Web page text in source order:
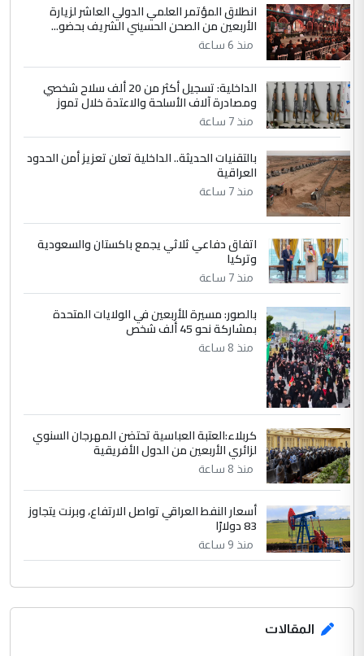
4 سردار
التعليق : واحد من عصابة علي ماما يسقط
جنسية الرافد الثالث للعراق ومن اصول عريقة
الموضوع :
الجواهري يرد على صدام حسين سل
مضجعيك يابن الزنا (نص كامل)
5 سردار
التعليق : واحد من عصابة علي ماما يسقط
جنسية الرافد الثالث للعراق ومن اصول عريقة
ابا فرات ...
الموضوع :
الجواهري يرد على صدام حسين سل
مضجعيك يابن الزنا (نص كامل)
انطلاق المؤتمر العلمي الدولي العاشر لزيارة
الأربعين من الصحن الحسيني الشريف بحضو...
منذ 6 ساعة
الداخلية: تسجيل أكثر من 20 ألف سلاح شخصي
ومصادرة آلاف الأسلحة والاعتدة خلال تموز
منذ 7 ساعة
بالتقنيات الحديثة.. الداخلية تعلن تعزيز أمن الحدود
العراقية
منذ 7 ساعة
اتفاق دفاعي ثلاثي يجمع باكستان والسعودية
وتركيا
منذ 7 ساعة
بالصور: مسيرة للأربعين في الولايات المتحدة
بمشاركة نحو 45 ألف شخص
منذ 8 ساعة
كربلاء:العتبة العباسية تحتضن المهرجان السنوي
لزائري الأربعين من الدول الأفريقية
منذ 8 ساعة
أسعار النفط العراقي تواصل الارتفاع، وبرنت يتجاوز
83 دولارًا
منذ 9 ساعة
المقالات